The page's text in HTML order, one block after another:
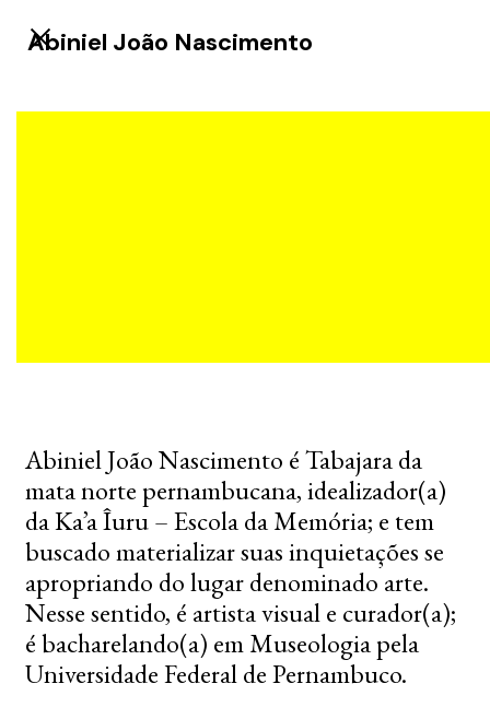
Abiniel João Nascimento
Abiniel João Nascimento é Tabajara da
mata norte pernambucana, idealizador(a)
da Ka’a Îuru – Escola da Memória; e tem
buscado materializar suas inquietações se
apropriando do lugar denominado arte.
Nesse sentido, é artista visual e curador(a);
é bacharelando(a) em Museologia pela
Universidade Federal de Pernambuco.